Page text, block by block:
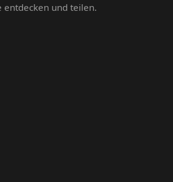
entdecken und teilen.